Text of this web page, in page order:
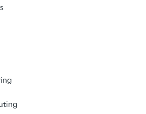
Execution